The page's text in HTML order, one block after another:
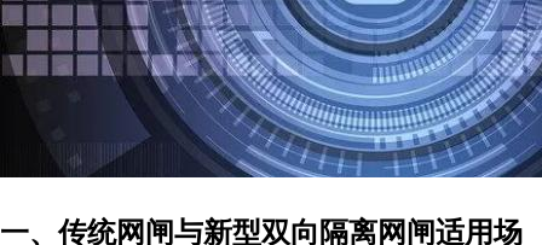
一、传统网闸与新型双向隔离网闸适用场